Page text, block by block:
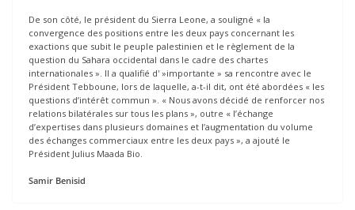
De son côté, le président du Sierra Leone, a souligné « la
convergence des positions entre les deux pays concernant les
exactions que subit le peuple palestinien et le règlement de la
question du Sahara occidental dans le cadre des chartes
internationales ». Il a qualifié d' »importante » sa rencontre avec le
Président Tebboune, lors de laquelle, a-t-il dit, ont été abordées « les
questions d’intérêt commun ». « Nous avons décidé de renforcer nos
relations bilatérales sur tous les plans », outre « l’échange
d’expertises dans plusieurs domaines et l’augmentation du volume
des échanges commerciaux entre les deux pays », a ajouté le
Président Julius Maada Bio.
Samir Benisid